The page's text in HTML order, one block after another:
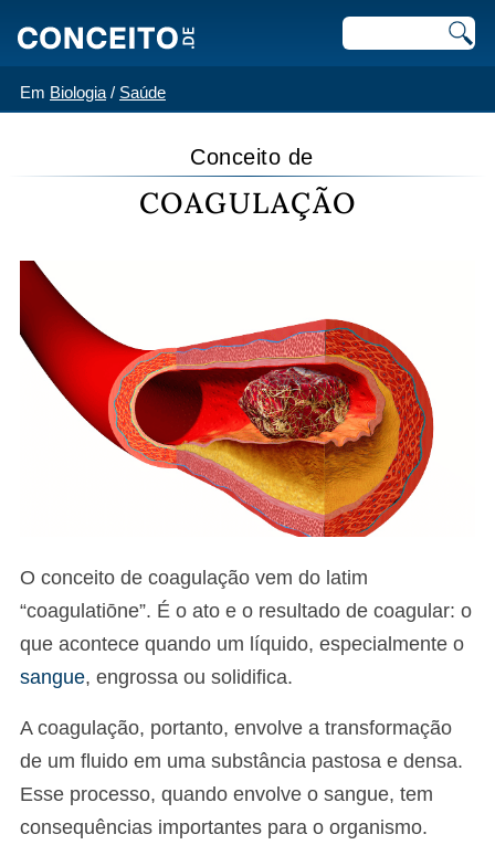
Em Biologia / Saúde
Conceito de
COAGULAÇÃO
O conceito de coagulação vem do latim
“coagulatiōne”. É o ato e o resultado de coagular: o
que acontece quando um líquido, especialmente o
sangue, engrossa ou solidifica.
A coagulação, portanto, envolve a transformação
de um fluido em uma substância pastosa e densa.
Esse processo, quando envolve o sangue, tem
consequências importantes para o organismo.